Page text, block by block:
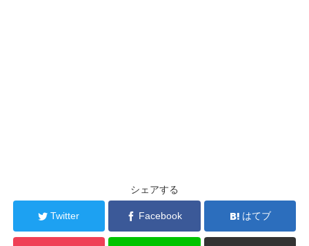
シェアする
Twitter Facebook はてブ